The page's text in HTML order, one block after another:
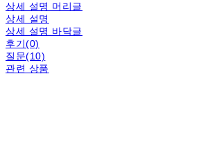
상세 설명 머리글
상세 설명
상세 설명 바닥글
후기(0)
질문(10)
관련 상품